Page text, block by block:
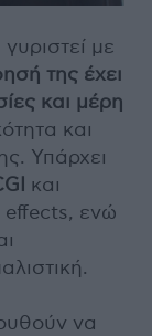
με
της έχει
και μέρη
και
Υπάρχει
και
effects, ενώ
να